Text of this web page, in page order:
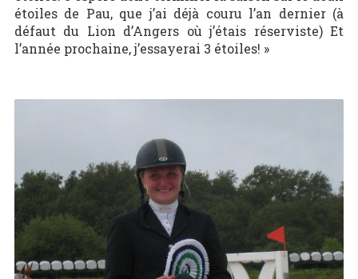
étoiles de Pau, que j’ai déjà couru l’an dernier (à
défaut du Lion d’Angers où j’étais réserviste) Et
l’année prochaine, j’essayerai 3 étoiles! »